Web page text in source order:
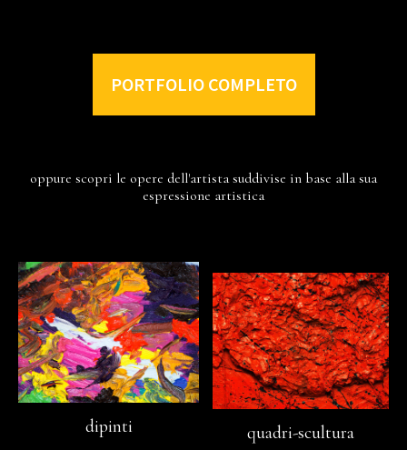
PORTFOLIO COMPLETO
oppure scopri le opere dell'artista suddivise in base alla sua
espressione artistica
dipinti quadri-scultura